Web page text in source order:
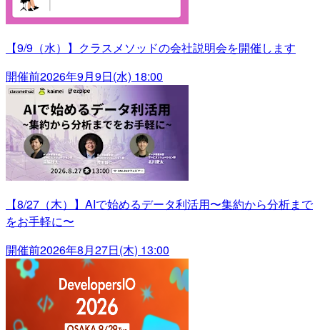
【9/9（水）】クラスメソッドの会社説明会を開催します
開催前2026年9月9日(水) 18:00
【8/27（木）】AIで始めるデータ利活用〜集約から分析まで
をお手軽に〜
開催前2026年8月27日(木) 13:00